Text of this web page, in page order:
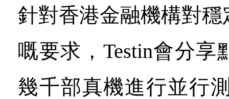
針對香港金融機構對
嘅要求，Testin會分享
幾千部真機進行並行